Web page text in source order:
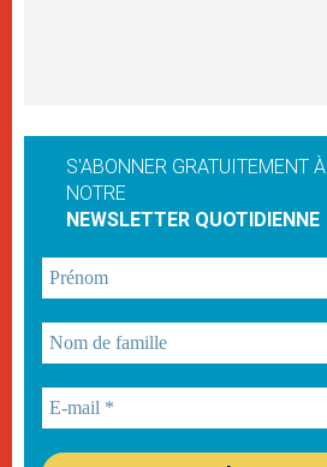
S'ABONNER GRATUITEMENT À
NOTRE
NEWSLETTER QUOTIDIENNE